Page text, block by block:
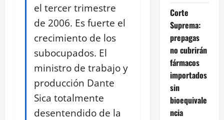
el tercer trimestre
de 2006. Es fuerte el
crecimiento de los
subocupados. El
ministro de trabajo y
producción Dante
Sica totalmente
desentendido de la
Corte
Suprema:
prepagas
no cubrirán
fármacos
importados
sin
bioequivale
ncia